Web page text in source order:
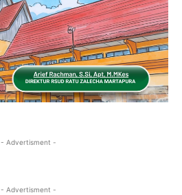
- Advertisment -
- Advertisment -